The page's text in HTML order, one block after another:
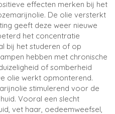
effecten merken bij het
De olie versterkt
geeft deze weer nieuwe
het concentratie
bij het studeren of op
hebben met chronische
of somberheid
olie werkt opmonterend.
stimulerend voor de
Vooral een slecht
vet haar, oedeemweefsel,